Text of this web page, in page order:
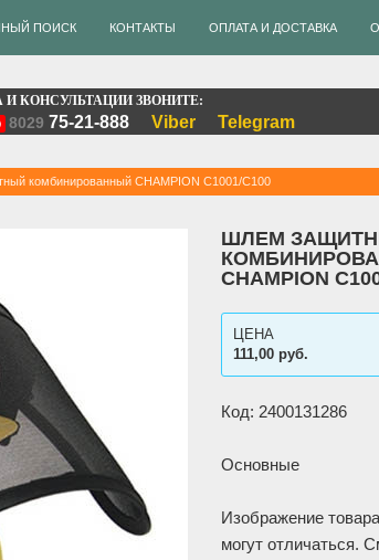
ПОИСК КОНТАКТЫ ОПЛАТА И ДОСТАВКА
И КОНСУЛЬТАЦИИ ЗВОНИТЕ:
8029 75-21-888 Viber Telegram
комбинированный CHAMPION C1001/C100
ШЛЕМ
CHAMPION
111,00 руб.
ЦЕНА
Код: 2400131286
Основные
Изображение
могут отличаться.